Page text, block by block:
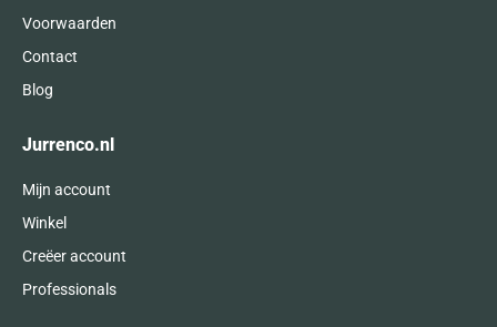
Voorwaarden
Contact
Blog
Jurrenco.nl
Mijn account
Winkel
Creëer account
Professionals